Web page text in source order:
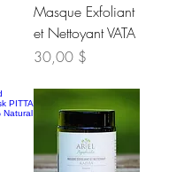
Masque Exfoliant
et Nettoyant VATA
Prix
30,00 $